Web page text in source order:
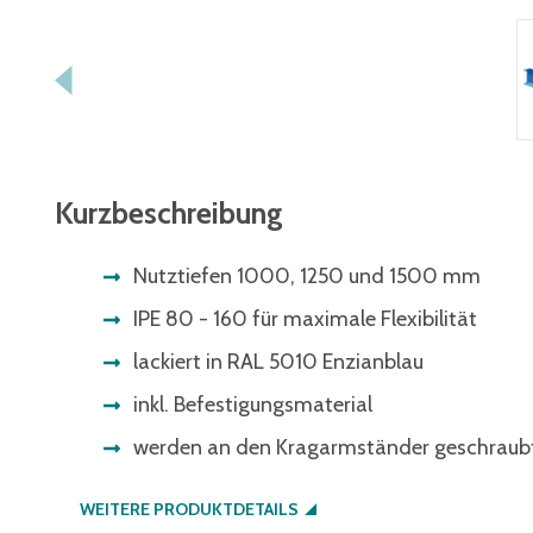
Kurzbeschreibung
Nutztiefen 1000, 1250 und 1500 mm
IPE 80 - 160 für maximale Flexibilität
lackiert in RAL 5010 Enzianblau
inkl. Befestigungsmaterial
werden an den Kragarmständer
WEITERE PRODUKTDETAILS